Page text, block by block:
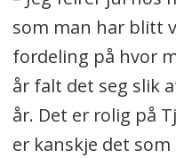
som man har blitt
fordeling på hvor
år falt det seg slik
år. Det er rolig på
er kanskje det